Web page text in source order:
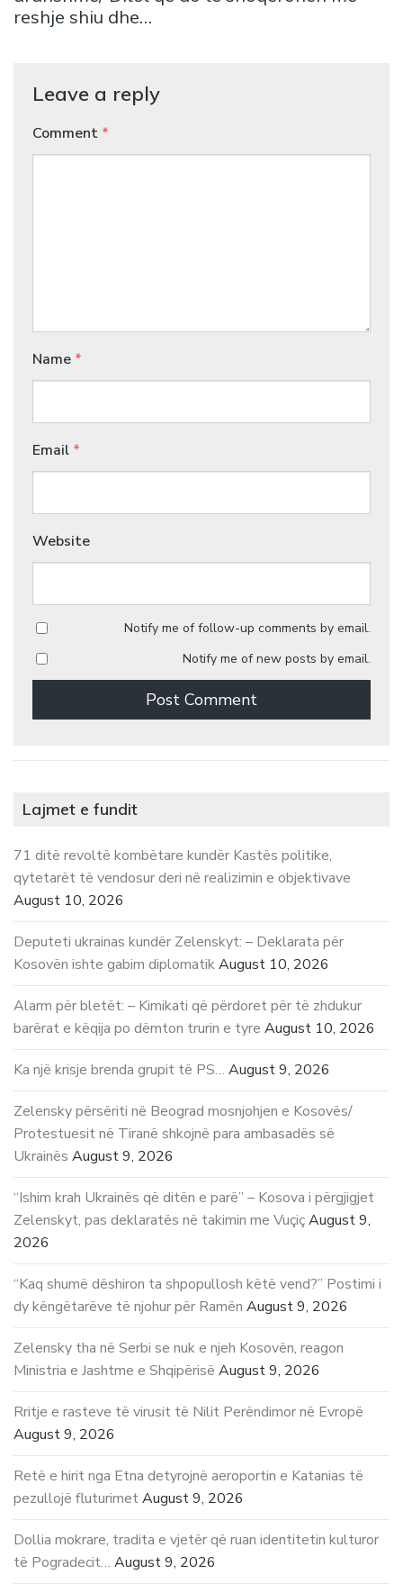
reshje shiu dhe…
Leave a reply
Comment *
Name *
Email *
Website
Notify me of follow-up comments by email.
Notify me of new posts by email.
Lajmet e fundit
71 ditë revoltë kombëtare kundër Kastës politike,
qytetarët të vendosur deri në realizimin e objektivave
August 10, 2026
Deputeti ukrainas kundër Zelenskyt: – Deklarata për
Kosovën ishte gabim diplomatikAugust 10, 2026
Alarm për bletët: – Kimikati që përdoret për të zhdukur
barërat e këqija po dëmton trurin e tyre August 10, 2026
Ka një krisje brenda grupit të PS… August 9, 2026
Zelensky përsëriti në Beograd mosnjohjen e Kosovës/
Protestuesit në Tiranë shkojnë para ambasadës së
Ukrainës August 9, 2026
“Ishim krah Ukrainës që ditën e parë” – Kosova i përgjigjet
Zelenskyt, pas deklaratës në takimin me VuçiçAugust 9,
2026
“Kaq shumë dëshiron ta shpopullosh këtë vend?” Postimi i
dy këngëtarëve të njohur për Ramën August 9, 2026
Zelensky tha në Serbi se nuk e njeh Kosovën, reagon
Ministria e Jashtme e Shqipërisë August 9, 2026
Rritje e rasteve të virusit të Nilit Perëndimor në Evropë
August 9, 2026
Retë e hirit nga Etna detyrojnë aeroportin e Katanias të
pezullojë fluturimetAugust 9, 2026
Dollia mokrare, tradita e vjetër që ruan identitetin kulturor
të Pogradecit… August 9, 2026